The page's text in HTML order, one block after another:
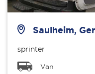
Saulheim,
sprinter
Van